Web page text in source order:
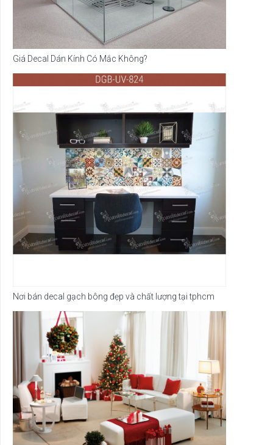
Giá Decal Dán Kính Có Mắc Không?
Nơi bán decal gạch bông đẹp và chất lượng tại tphcm